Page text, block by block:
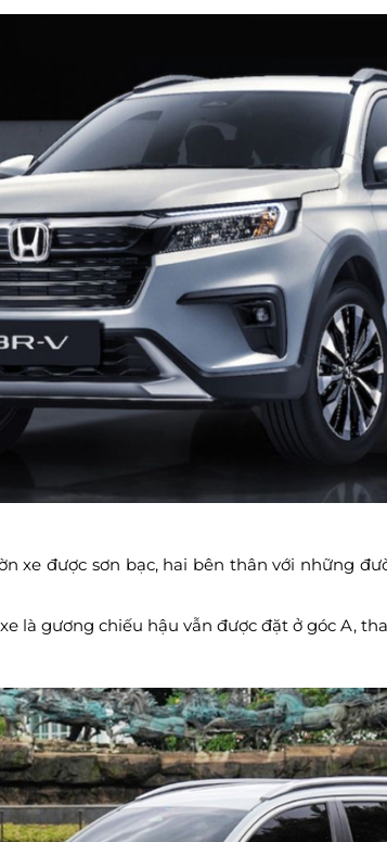
xe được sơn bạc, hai bên thân với những
là gương chiếu hậu vẫn được đặt ở góc A,